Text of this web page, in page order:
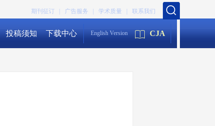
联系我们
学术质量 |
广告服务 |
期刊征订 |
投稿须知 下载中心 English Version CJA